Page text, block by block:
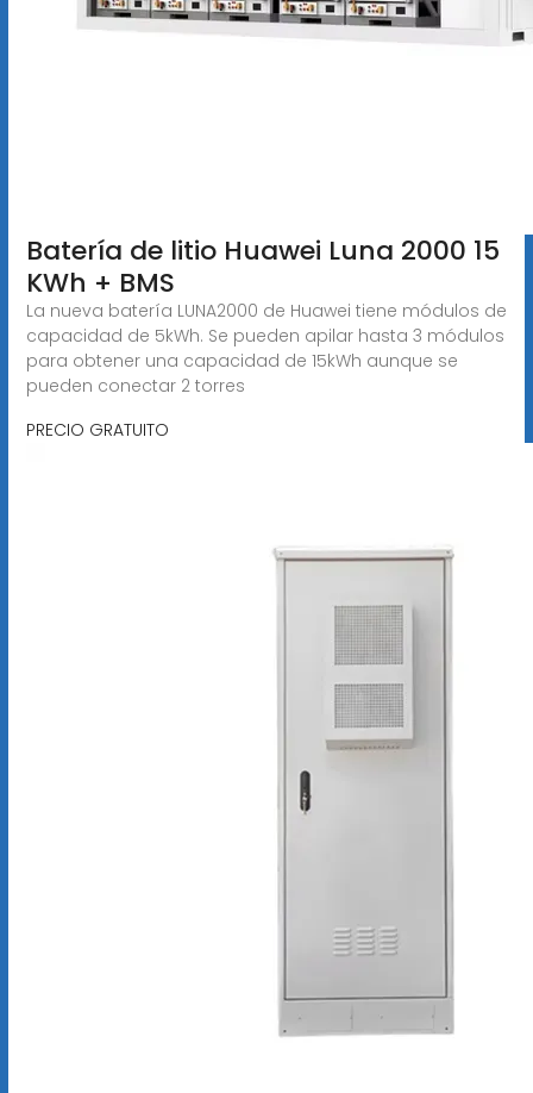
Batería de litio Huawei Luna 2000 15
KWh + BMS
La nueva batería LUNA2000 de Huawei tiene módulos de
capacidad de 5kWh. Se pueden apilar hasta 3 módulos
para obtener una capacidad de 15kWh aunque se
pueden conectar 2 torres
PRECIO GRATUITO